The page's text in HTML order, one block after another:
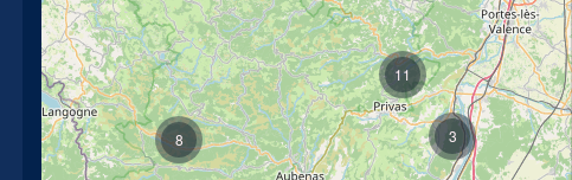
11
3
8